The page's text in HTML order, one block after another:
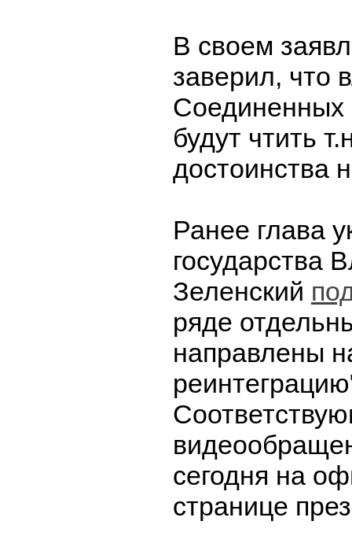
В своем
заверил, что
Соединенных
будут чтить
достоинства
Ранее глава
государства
Зеленский
ряде
направлены
сегодня на
странице